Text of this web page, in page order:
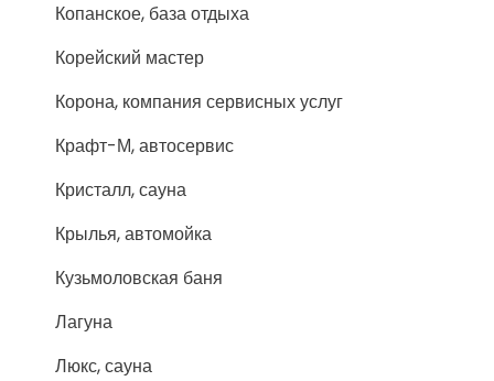
Копанское, база отдыха
Корейский мастер
Корона, компания сервисных услуг
Крафт-М, автосервис
Кристалл, сауна
Крылья, автомойка
Кузьмоловская баня
Лагуна
Люкс, сауна